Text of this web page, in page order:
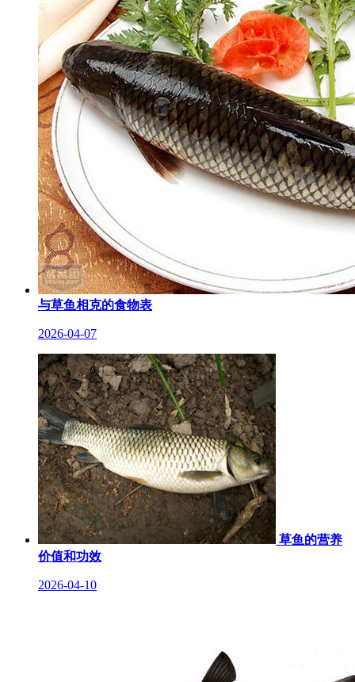
与草鱼相克的食物表
2026-04-07
草鱼的营养
价值和功效
2026-04-10